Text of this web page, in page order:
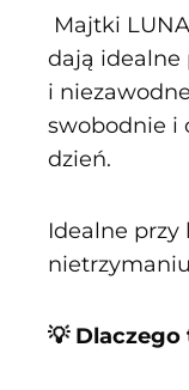
Majtki
dają idealne
i
swobodnie i
dzień.
Idealne
💡 Dlaczego